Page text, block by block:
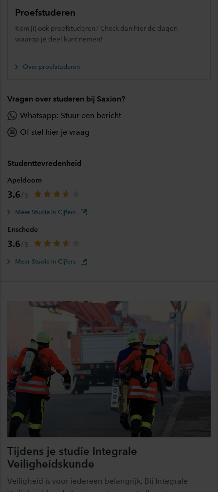
Proefstuderen
Kom jij ook proefstuderen? Check dan hier de dagen
waarop je deel kunt nemen!
Over proefstuderen
Vragen over studeren bij Saxion?
Whatsapp: Stuur een bericht
Of stel hier je vraag
Studenttevredenheid
Apeldoorn
3.6
Meer Studie in Cijfers
Enschede
3.6
Meer Studie in Cijfers
Tijdens je studie Integrale
Veiligheidskunde
Veiligheid is voor iedereen belangrijk. Bij Integrale